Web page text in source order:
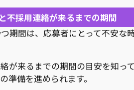
不採用連絡が来るまでの期間
期間は、応募者にとって不安な
が来るまでの期間の目安を知っ
準備を進められます。